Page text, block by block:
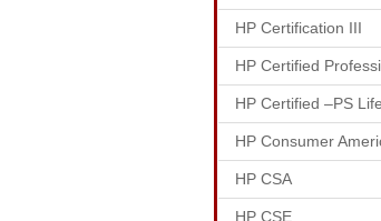
HP Certification III
HP Certified
HP Certified –PS
HP Consumer
HP CSA
HP CSE